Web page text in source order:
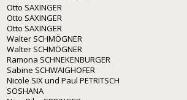
Otto SAXINGER
Otto SAXINGER
Otto SAXINGER
Walter SCHMÖGNER
Walter SCHMÖGNER
Ramona SCHNEKENBURGER
Sabine SCHWAIGHOFER
Nicole SIX und Paul PETRITSCH
SOSHANA